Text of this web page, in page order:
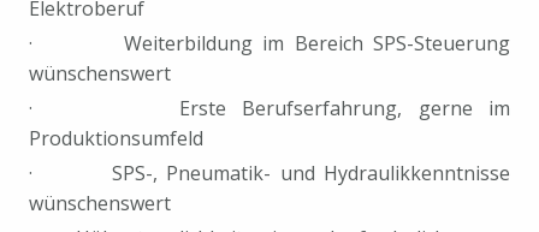
Elektroberuf
· Weiterbildung im Bereich SPS-Steuerung
wünschenswert
· Erste Berufserfahrung, gerne im
Produktionsumfeld
· SPS-, Pneumatik- und Hydraulikkenntnisse
wünschenswert